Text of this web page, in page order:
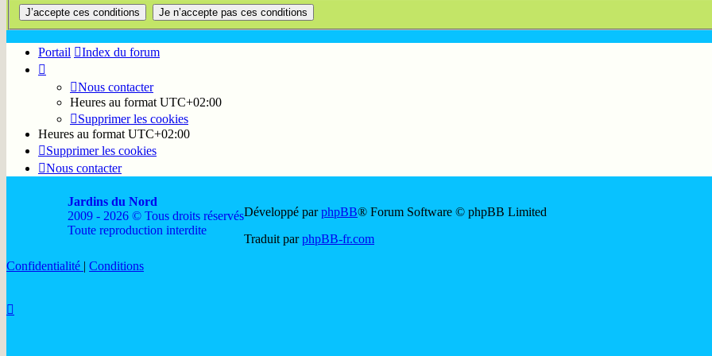
Portail Index du forum
Nous contacter
Heures au formatUTC+02:00
Supprimer les cookies
Heures au formatUTC+02:00
Supprimer les cookies
Nous contacter
Jardins du Nord
2009 - 2026 © Tous droits réservés
Toute reproduction interdite
Développé parphpBB® Forum Software © phpBB Limited
Traduit parphpBB-fr.com
Confidentialité | Conditions